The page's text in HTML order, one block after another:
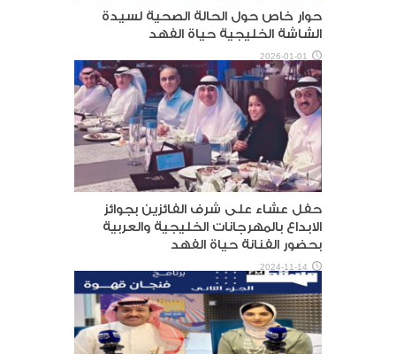
حوار خاص حول الحالة الصحية لسيدة
الشاشة الخليجية حياة الفهد
2026-01-01
حفل عشاء على شرف الفائزين بجوائز
الابداع بالمهرجانات الخليجية والعربية
بحضور الفنانة حياة الفهد
2024-11-14